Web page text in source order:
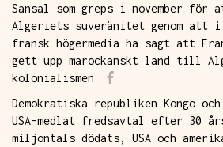
Sansal som greps i november för
Algeriets suveränitet genom att
fransk högermedia ha sagt att
gett upp marockanskt land till
kolonialismen
Demokratiska republiken Kongo och
USA-medlat fredsavtal efter 30
miljontals dödats, USA och